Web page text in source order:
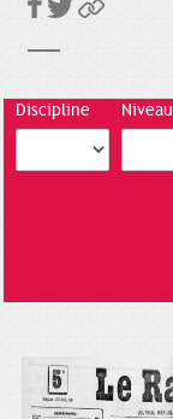
Discipline Niveau